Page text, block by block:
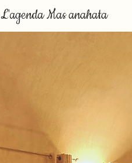
L'agenda Mas anahata